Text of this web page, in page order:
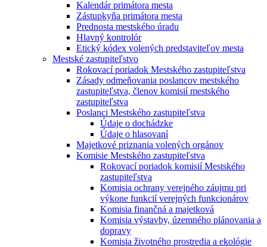
Kalendár primátora mesta
Zástupkyňa primátora mesta
Prednosta mestského úradu
Hlavný kontrolór
Etický kódex volených predstaviteľov mesta
Mestské zastupiteľstvo
Rokovací poriadok Mestského zastupiteľstva
Zásady odmeňovania poslancov mestského
zastupiteľstva, členov komisií mestského
zastupiteľstva
Poslanci Mestského zastupiteľstva
Údaje o dochádzke
Údaje o hlasovaní
Majetkové priznania volených orgánov
Komisie Mestského zastupiteľstva
Rokovací poriadok komisií Mestského
zastupiteľstva
Komisia ochrany verejného záujmu pri
výkone funkcií verejných funkcionárov
Komisia finančná a majetková
Komisia výstavby, územného plánovania a
dopravy
Komisia životného prostredia a ekológie